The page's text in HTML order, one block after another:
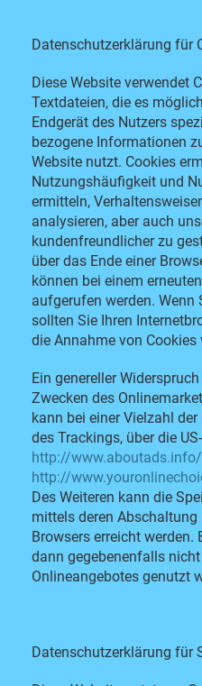
Datenschutzerklärung für
Diese Website verwendet
Textdateien, die es
Endgerät des Nutzers
bezogene Informationen
Website nutzt. Cookies
Nutzungshäufigkeit und
ermitteln,
analysieren, aber auch
kundenfreundlicher zu
über das Ende einer
können bei einem
aufgerufen werden. Wenn
sollten Sie Ihren
die Annahme von Cookies
Ein genereller
Zwecken des
kann bei einer Vielzahl
des Trackings, über die
http://
http://
Des Weiteren kann die
mittels deren
Browsers erreicht werden.
dann gegebenenfalls
Onlineangebotes genutzt
Datenschutzerklärung für